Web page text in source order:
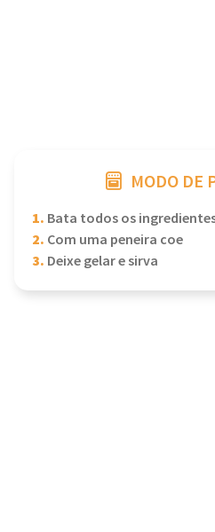
MODO DE
1. Bata todos os
2. Com uma peneira coe
3. Deixe gelar e sirva